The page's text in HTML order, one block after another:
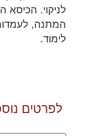
לניקוי. הכיסא
המתנה,
לימוד.
לפרטים